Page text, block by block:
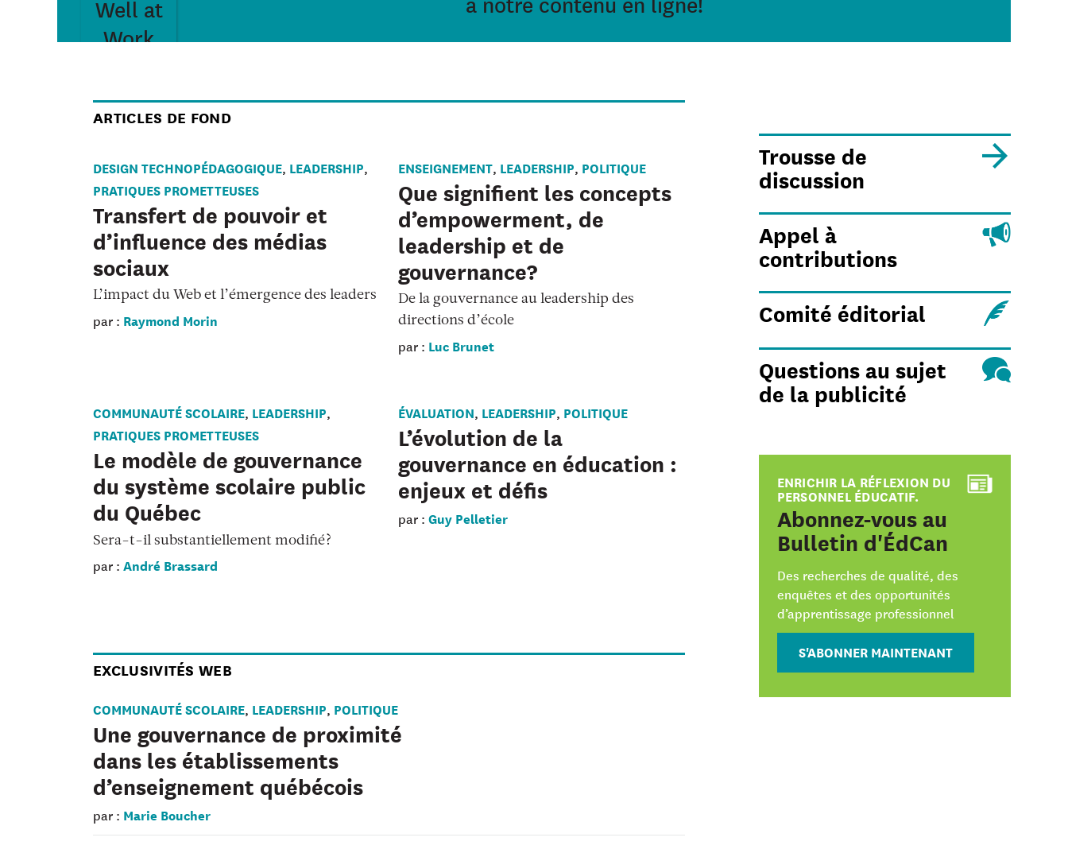
ARTICLES DE FOND
DESIGN TECHNOPÉDAGOGIQUE, LEADERSHIP,
PRATIQUES PROMETTEUSES
Transfert de pouvoir et
d’influence des médias
sociaux
L’impact du Web et l’émergence des leaders
par : Raymond Morin
ENSEIGNEMENT, LEADERSHIP, POLITIQUE
Que signifient les concepts
d’empowerment, de
leadership et de
gouvernance?
De la gouvernance au leadership des
directions d’école
par : Luc Brunet
COMMUNAUTÉ SCOLAIRE, LEADERSHIP,
PRATIQUES PROMETTEUSES
Le modèle de gouvernance
du système scolaire public
du Québec
Sera-t-il substantiellement modifié?
par : André Brassard
ÉVALUATION, LEADERSHIP, POLITIQUE
L’évolution de la
gouvernance en éducation :
enjeux et défis
par : Guy Pelletier
EXCLUSIVITÉS WEB
COMMUNAUTÉ SCOLAIRE, LEADERSHIP, POLITIQUE
Une gouvernance de proximité
dans les établissements
d’enseignement québécois
par : Marie Boucher
Trousse de
discussion
Appel à
contributions
Comité éditorial
Questions au sujet
de la publicité
ENRICHIR LA RÉFLEXION DU
PERSONNEL ÉDUCATIF.
:
Abonnez-vous au
Bulletin d'ÉdCan
Des recherches de qualité, des
enquêtes et des opportunités
d’apprentissage professionnel
S'ABONNER MAINTENANT